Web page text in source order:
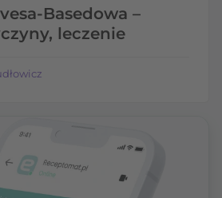
Basedowa –
leczenie